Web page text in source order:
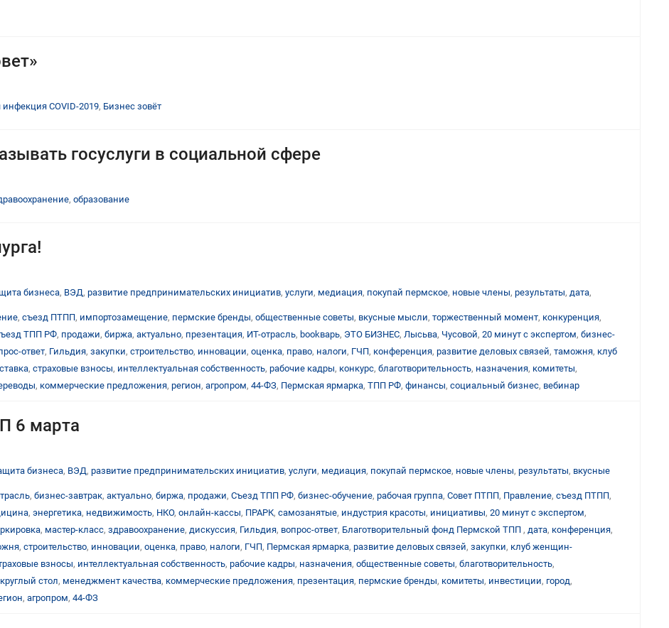
инфекция COVID-2019, Бизнес зовёт
госуслуги в социальной сфере
, образование
бизнеса, ВЭД, развитие предпринимательских инициатив, услуги, медиация, покупай пермское, новые члены, результаты, дата,
, съезд ПТПП, импортозамещение, пермские бренды, общественные советы, вкусные мысли, торжественный момент, конкуренция,
ТПП РФ, продажи, биржа, актуально, презентация, ИТ-отрасль, bookварь, ЭТО БИЗНЕС, Лысьва, Чусовой, 20 минут с экспертом, бизнес-
ответ, Гильдия, закупки, строительство, инновации, оценка, право, налоги, ГЧП, конференция, развитие деловых связей, таможня, клуб
, страховые взносы, интеллектуальная собственность, рабочие кадры, конкурс, благотворительность, назначения, комитеты,
, коммерческие предложения, регион, агропром, 44-ФЗ, Пермская ярмарка, ТПП РФ, финансы, социальный бизнес, вебинар
6 марта
бизнеса, ВЭД, развитие предпринимательских инициатив, услуги, медиация, покупай пермское, новые члены, результаты, вкусные
, бизнес-завтрак, актуально, биржа, продажи, Съезд ТПП РФ, бизнес-обучение, рабочая группа, Совет ПТПП, Правление, съезд ПТПП,
, энергетика, недвижимость, НКО, онлайн-кассы, ПРАРК, самозанятые, индустрия красоты, инициативы, 20 минут с экспертом,
, мастер-класс, здравоохранение, дискуссия, Гильдия, вопрос-ответ, Благотворительный фонд Пермской ТПП , дата, конференция,
, строительство, инновации, оценка, право, налоги, ГЧП, Пермская ярмарка, развитие деловых связей, закупки, клуб женщин-
взносы, интеллектуальная собственность, рабочие кадры, назначения, общественные советы, благотворительность,
круглый стол, менеджмент качества, коммерческие предложения, презентация, пермские бренды, комитеты, инвестиции, город,
, агропром, 44-ФЗ